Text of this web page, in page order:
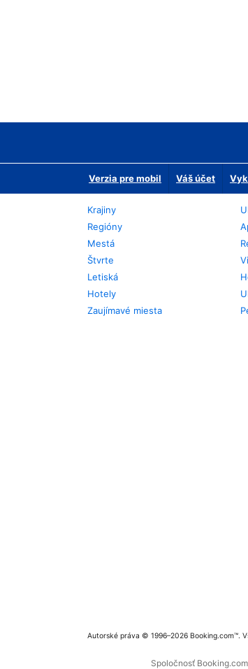
Verzia pre mobil Váš účet
Krajiny
Regióny
Mestá
Štvrte
Letiská
Hotely
Zaujímavé miesta
Autorské práva © 1996–2026 Booking.com™.
Spoločnosť